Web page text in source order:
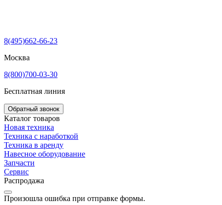
8(495)662-66-23
Москва
8(800)700-03-30
Бесплатная линия
Обратный звонок
Каталог товаров
Новая техника
Техника с наработкой
Техника в аренду
Навесное оборудование
Запчасти
Сервис
Распродажа
Произошла ошибка при отправке формы.